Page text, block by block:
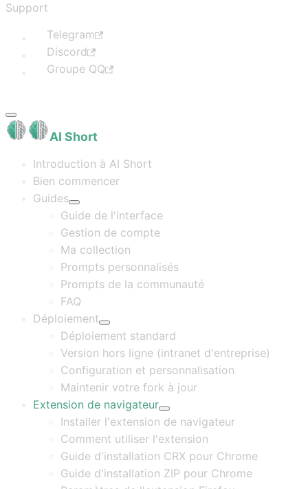
Support
Telegram
Discord
Groupe QQ
AI Short
Introduction à AI Short
Bien commencer
Guides
Guide de l'interface
Gestion de compte
Ma collection
Prompts personnalisés
Prompts de la communauté
FAQ
Déploiement
Déploiement standard
Version hors ligne (intranet d'entreprise)
Configuration et personnalisation
Maintenir votre fork à jour
Extension de navigateur
Installer l'extension de navigateur
Comment utiliser l'extension
Guide d'installation CRX pour Chrome
Guide d'installation ZIP pour Chrome